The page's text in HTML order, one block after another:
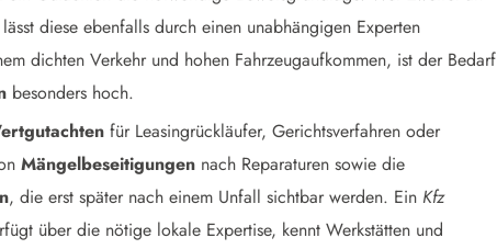
diese ebenfalls durch einen unabhängigen Experten
dichten Verkehr und hohen Fahrzeugaufkommen, ist der Bedarf
besonders hoch.
für Leasingrückläufer, Gerichtsverfahren oder
Mängelbeseitigungen nach Reparaturen sowie die
, die erst später nach einem Unfall sichtbar werden. Ein Kfz
über die nötige lokale Expertise, kennt Werkstätten und